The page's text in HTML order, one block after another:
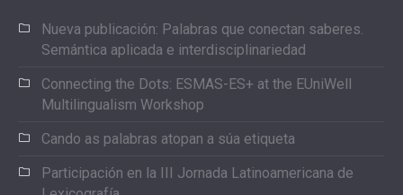
Nueva publicación: Palabras que conectan saberes.
Semántica aplicada e interdisciplinariedad
Connecting the Dots: ESMAS-ES+ at the EUniWell
Multilingualism Workshop
Cando as palabras atopan a súa etiqueta
Participación en la III Jornada Latinoamericana de